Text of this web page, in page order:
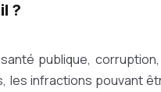
?
publique,
les infractions pouvant